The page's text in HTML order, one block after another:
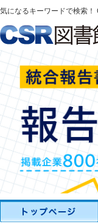
気になるキーワードで検索！